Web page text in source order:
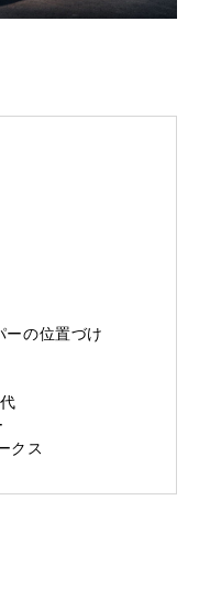
ーの位置づけ
クス